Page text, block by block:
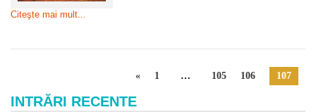
Citeşte mai mult...
« 1 … 105 106 107
INTRĂRI RECENTE